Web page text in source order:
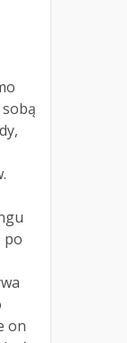
po
on